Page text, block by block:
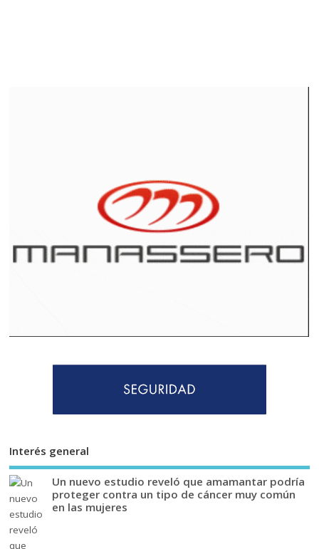
Interés general
Un nuevo estudio reveló que amamantar podría
proteger contra un tipo de cáncer muy común
en las mujeres